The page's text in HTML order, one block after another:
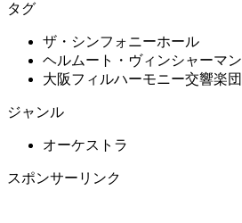
タグ
ザ・シンフォニーホール
ヘルムート・ヴィンシャーマン
大阪フィルハーモニー交響楽団
ジャンル
オーケストラ
スポンサーリンク